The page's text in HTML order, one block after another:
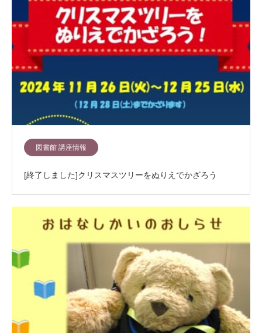
図書館 講座情報
[終了しました]クリスマスツリーをぬりえでかざろう